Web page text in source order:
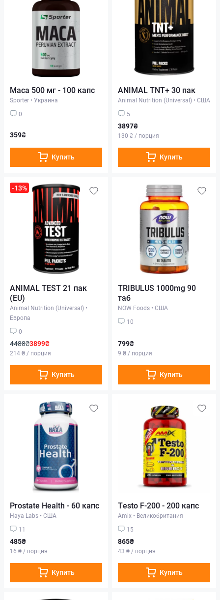
Maca 500 мг - 100 капс
Sporter • Украина
0
359₴
Купить
ANIMAL TNT+ 30 пак
Animal Nutrition (Universal) • США
5
3897₴
130 ₴ / порция
Купить
-13%
ANIMAL TEST 21 пак
(EU)
Animal Nutrition (Universal) •
Европа
0
4488₴3899₴
214 ₴ / порция
Купить
TRIBULUS 1000mg 90
таб
NOW Foods • США
10
799₴
9 ₴ / порция
Купить
Prostate Health - 60 капс
Haya Labs • США
11
485₴
16 ₴ / порция
Купить
Testo F-200 - 200 капс
Amix • Великобритания
15
865₴
43 ₴ / порция
Купить